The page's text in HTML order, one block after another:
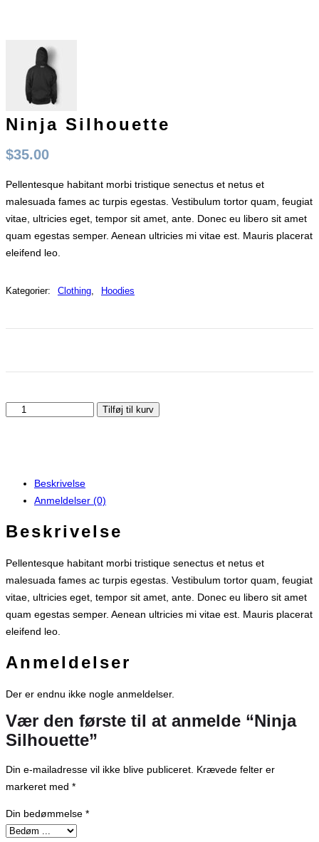
Ninja Silhouette
$35.00
Pellentesque habitant morbi tristique senectus et netus et
malesuada fames ac turpis egestas. Vestibulum tortor quam, feugiat
vitae, ultricies eget, tempor sit amet, ante. Donec eu libero sit amet
quam egestas semper. Aenean ultricies mi vitae est. Mauris placerat
eleifend leo.
Kategorier: Clothing Hoodies
Ninja Silhouette antal Tilføj til kurv
Beskrivelse
Anmeldelser (0)
Beskrivelse
Pellentesque habitant morbi tristique senectus et netus et
malesuada fames ac turpis egestas. Vestibulum tortor quam, feugiat
vitae, ultricies eget, tempor sit amet, ante. Donec eu libero sit amet
quam egestas semper. Aenean ultricies mi vitae est. Mauris placerat
eleifend leo.
Anmeldelser
Der er endnu ikke nogle anmeldelser.
Vær den første til at anmelde “Ninja
Silhouette”
Din e-mailadresse vil ikke blive publiceret. Krævede felter er
markeret med *
Din bedømmelse *